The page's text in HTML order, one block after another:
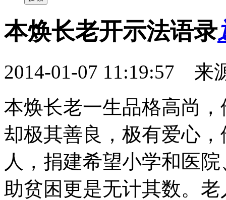
本焕长老开示法语录
2014-01-07 11:19:57
本焕长老一生品格高尚
却极其善良，极有爱心
人，捐建希望小学和医
助贫困更是无计其数。